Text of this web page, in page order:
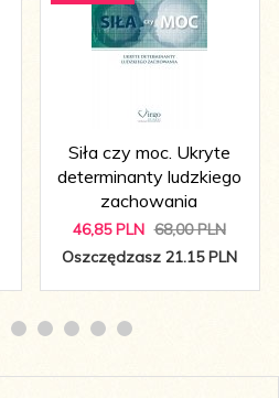
Siła czy moc. Ukryte
determinanty ludzkiego
zachowania
46,85 PLN 68,00 PLN
Oszczędzasz 21.15 PLN